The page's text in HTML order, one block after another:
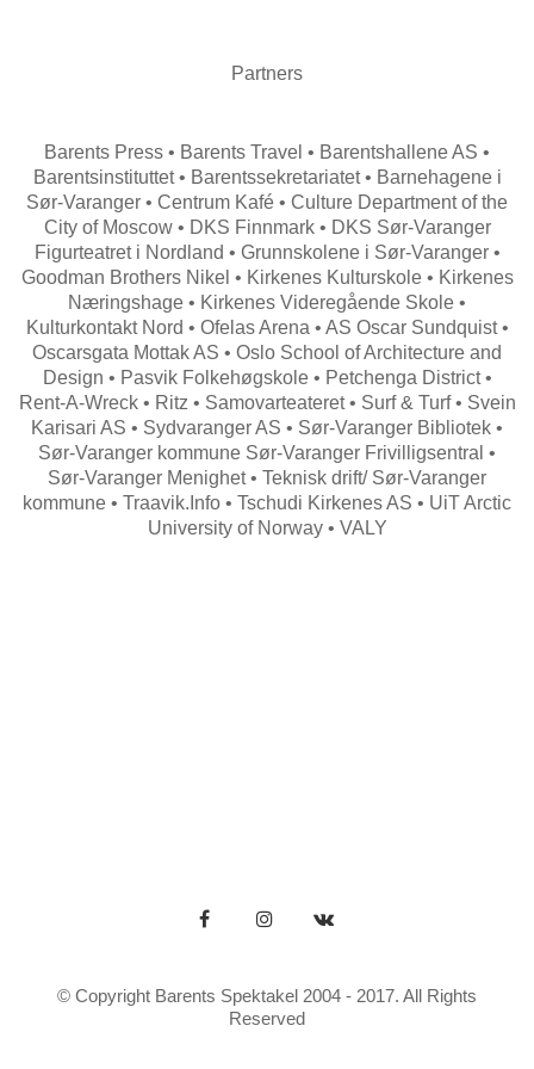
Partners
Barents Press • Barents Travel • Barentshallene AS •
Barentsinstituttet • Barentssekretariatet • Barnehagene i
Sør-Varanger • Centrum Kafé • Culture Department of the
City of Moscow • DKS Finnmark • DKS Sør-Varanger
Figurteatret i Nordland • Grunnskolene i Sør-Varanger •
Goodman Brothers Nikel • Kirkenes Kulturskole • Kirkenes
Næringshage • Kirkenes Videregående Skole •
Kulturkontakt Nord • Ofelas Arena • AS Oscar Sundquist •
Oscarsgata Mottak AS • Oslo School of Architecture and
Design • Pasvik Folkehøgskole • Petchenga District •
Rent-A-Wreck • Ritz • Samovarteateret • Surf & Turf • Svein
Karisari AS • Sydvaranger AS • Sør-Varanger Bibliotek •
Sør-Varanger kommune Sør-Varanger Frivilligsentral •
Sør-Varanger Menighet • Teknisk drift/ Sør-Varanger
kommune • Traavik.Info • Tschudi Kirkenes AS • UiT Arctic
University of Norway • VALY
© Copyright Barents Spektakel 2004 - 2017. All Rights
Reserved